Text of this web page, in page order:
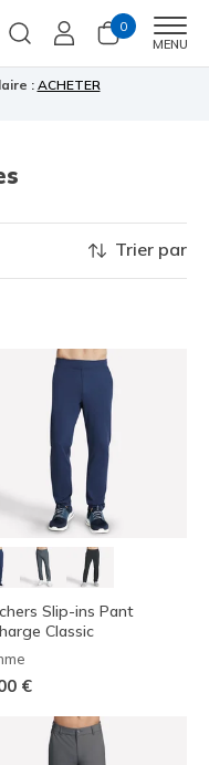
0
MENU
: ACHETER
Trier par
Slip-ins Pant
Classic
€